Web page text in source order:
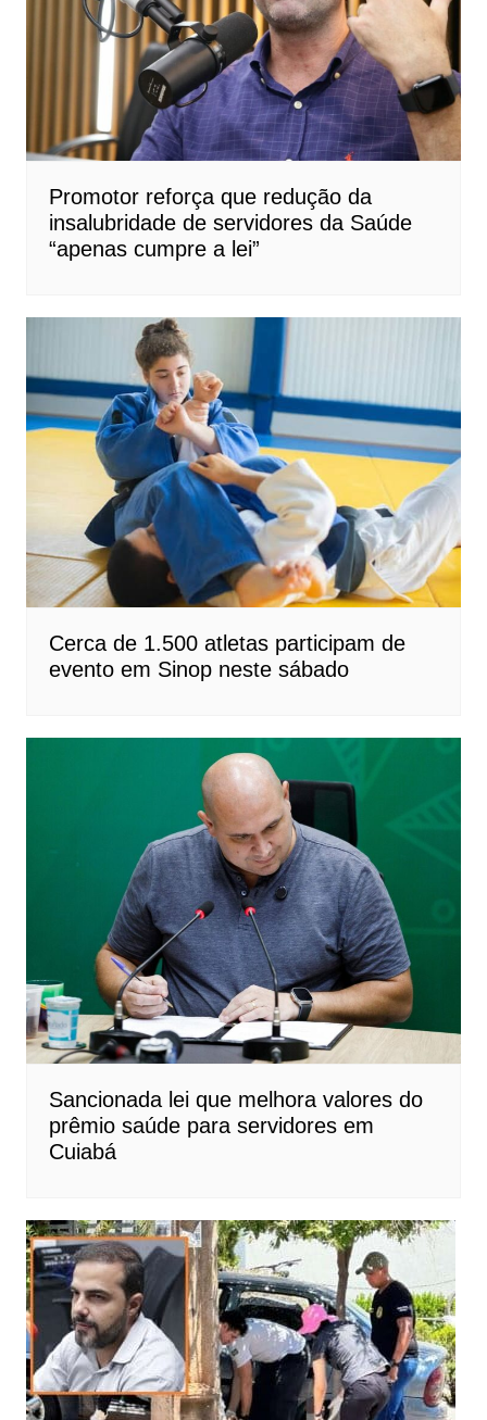
Promotor reforça que redução da
insalubridade de servidores da Saúde
“apenas cumpre a lei”
Cerca de 1.500 atletas participam de
evento em Sinop neste sábado
Sancionada lei que melhora valores do
prêmio saúde para servidores em
Cuiabá